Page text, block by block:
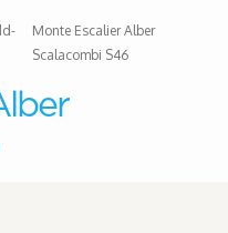
Monte Escalier Alber
Scalacombi S46